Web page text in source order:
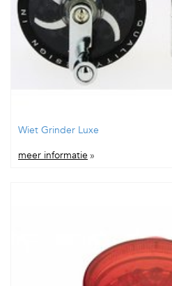
Wiet Grinder Luxe
meer informatie »